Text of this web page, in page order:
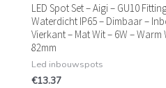
LED Spot Set – Aigi – GU10
Waterdicht IP65 – Dimbaar –
Vierkant – Mat Wit – 6W – Warm
82mm
Led inbouwspots
€13.37